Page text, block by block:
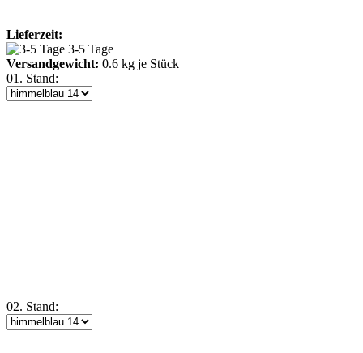
Lieferzeit:
3-5 Tage
Versandgewicht: 0.6 kg je Stück
01. Stand:
02. Stand: